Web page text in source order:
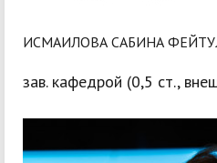
ИСМАИЛОВА САБИНА
зав. кафедрой (0,5 ст.,